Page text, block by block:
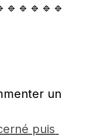
un
puis